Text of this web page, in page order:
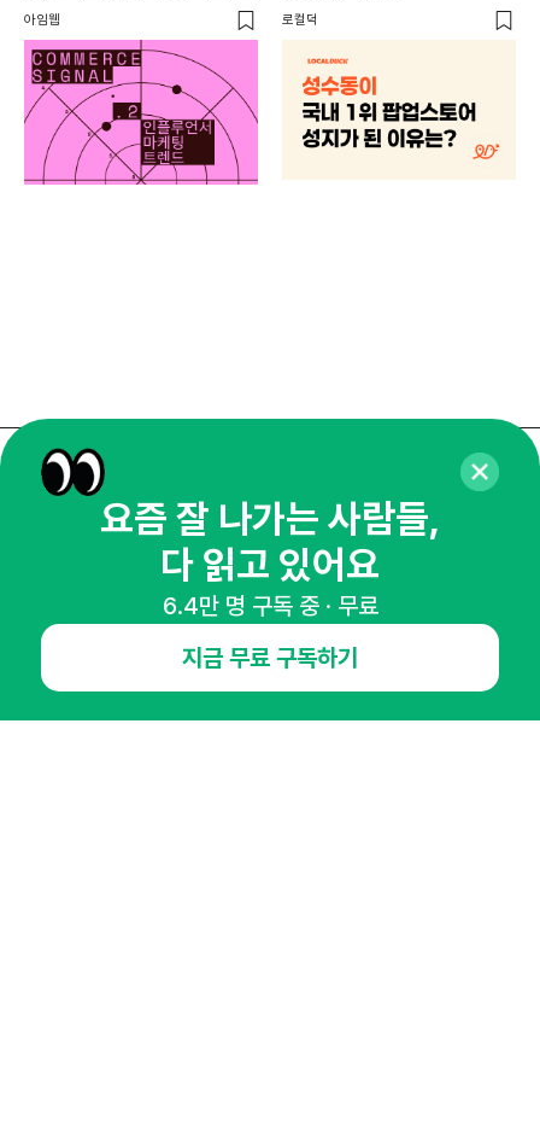
아임웹 로컬덕
매주 화요일 아침,
마케팅 감각을 깨워 드릴게요!
65,043명의 마케터를 성장시키는 뉴스레터
요즘 잘 나가는 사람들,
다 읽고 있어요
6.4만 명 구독 중 · 무료
지금 무료 구독하기